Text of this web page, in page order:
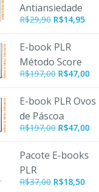
Antiansiedade
R$29,90 R$14,95
E-book PLR
Método Score
Turbinado
R$197,00 O
original
R$197,00.
R$47,00O
E-book PLR Ovos
de Páscoa
R$197,00 O
original
R$197,00.
R$47,00O
Pacote E-books
PLR
Emagrecimento
R$37,00 R$18,50